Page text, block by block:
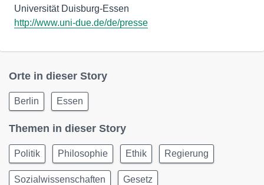
http://www.uni-due.de/de/presse
Orte in dieser Story
Berlin Essen
Themen in dieser Story
Politik Philosophie Ethik Regierung
Sozialwissenschaften Gesetz